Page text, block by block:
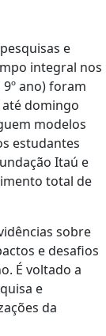
e
integral nos
ano) foram
domingo
modelos
estudantes
Itaú e
total de
sobre
e desafios
É voltado a
e
da